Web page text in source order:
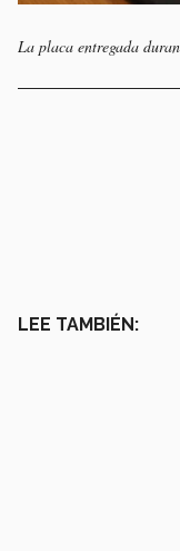
La placa entregada
LEE TAMBIÉN: